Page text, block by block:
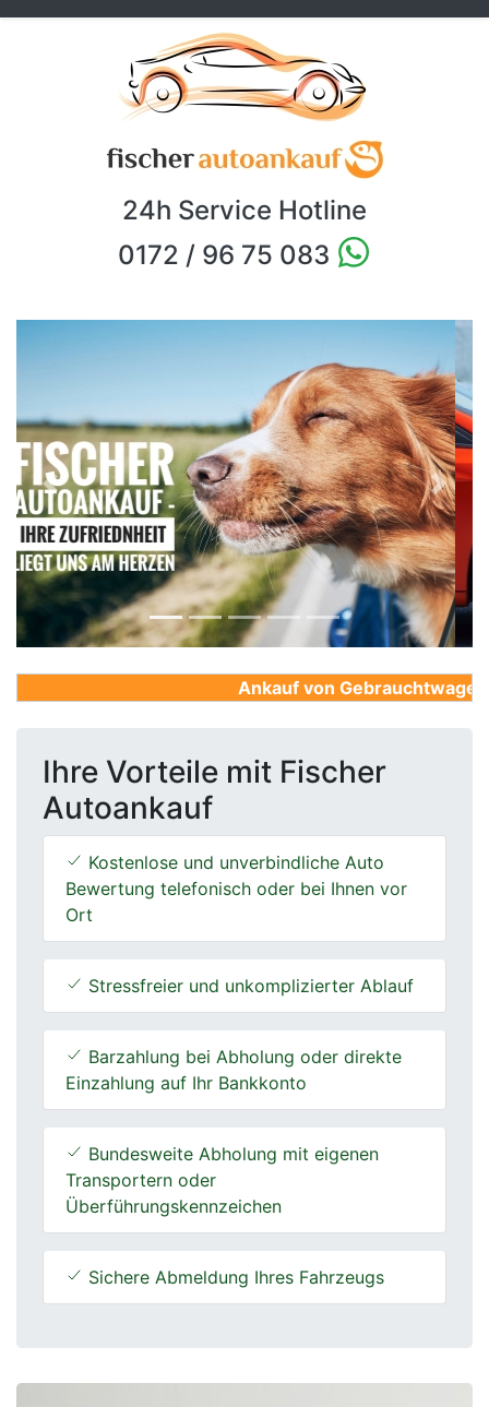
24h Service Hotline
0172 / 96 75 083
Previous Next
Ankauf von
Ihre Vorteile mit Fischer
Autoankauf
Kostenlose und unverbindliche Auto
Bewertung telefonisch oder bei Ihnen vor
Ort
Stressfreier und unkomplizierter Ablauf
Barzahlung bei Abholung oder direkte
Einzahlung auf Ihr Bankkonto
Bundesweite Abholung mit eigenen
Transportern oder
Überführungskennzeichen
Sichere Abmeldung Ihres Fahrzeugs